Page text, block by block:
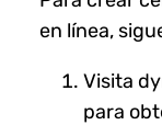
en línea,
Visita
para